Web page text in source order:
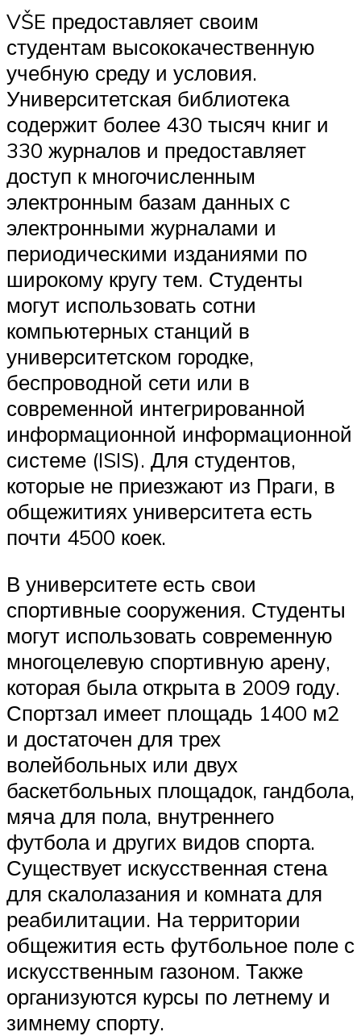
VŠE предоставляет своим
студентам высококачественную
учебную среду и условия.
Университетская библиотека
содержит более 430 тысяч книг и
330 журналов и предоставляет
доступ к многочисленным
электронным базам данных с
электронными журналами и
периодическими изданиями по
широкому кругу тем. Студенты
могут использовать сотни
компьютерных станций в
университетском городке,
беспроводной сети или в
современной интегрированной
информационной информационной
системе (ISIS). Для студентов,
которые не приезжают из Праги, в
общежитиях университета есть
почти 4500 коек.
В университете есть свои
спортивные сооружения. Студенты
могут использовать современную
многоцелевую спортивную арену,
которая была открыта в 2009 году.
Спортзал имеет площадь 1400 м2
и достаточен для трех
волейбольных или двух
баскетбольных площадок, гандбола,
мяча для пола, внутреннего
футбола и других видов спорта.
Существует искусственная стена
для скалолазания и комната для
реабилитации. На территории
общежития есть футбольное поле с
искусственным газоном. Также
организуются курсы по летнему и
зимнему спорту.